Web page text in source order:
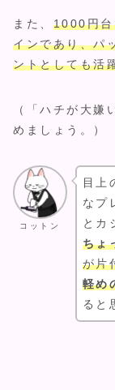
また、 1000円台
インであり、パ
ントとしても活
（「ハチが大嫌
めましょう。）
コットン
目上
なプ
とカ
ちょ
が片
軽め
ると